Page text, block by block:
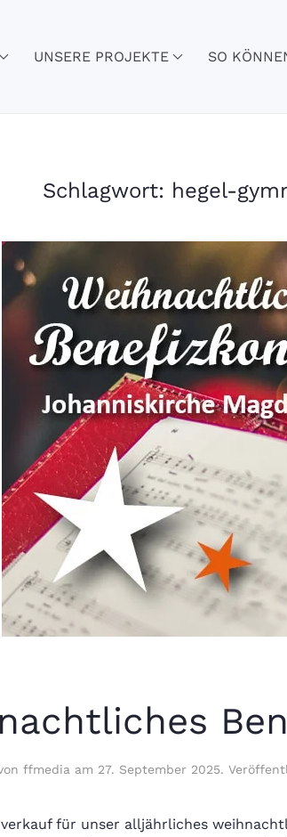
UNSERE PROJEKTE SO
Schlagwort: hegel-
ffmedia am 27. September 2025.
für unser alljährliches